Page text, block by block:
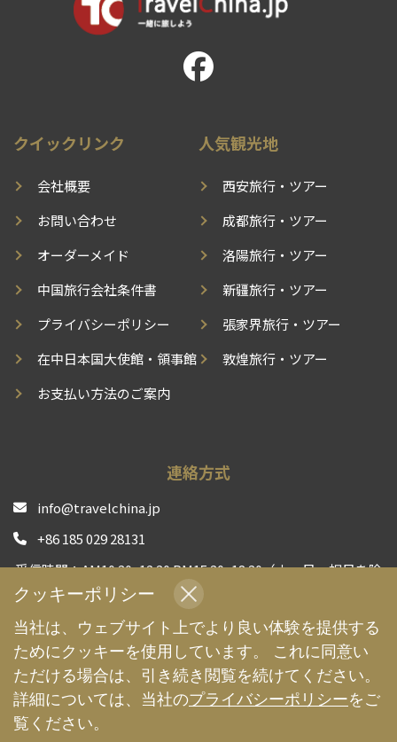
クイックリンク
会社概要
お問い合わせ
オーダーメイド
中国旅行会社条件書
プライバシーポリシー
在中日本国大使館・領事館
お支払い方法のご案内
人気観光地
西安旅行・ツアー
成都旅行・ツアー
洛陽旅行・ツアー
新疆旅行・ツアー
張家界旅行・ツアー
敦煌旅行・ツアー
連絡方式
info@travelchina.jp
+86 185 029 28131
受信時間：AM10:30~12:30 PM15:30~18:30（土、日、祝日を除
く）
中国現地旅行会社として、安心安全な旅行体験をお届けする
よう、全力でサポートいたします | TravelChina
クッキーポリシー
当社は、ウェブサイト上でより良い体験を提供する
ためにクッキーを使用しています。 これに同意い
ただける場合は、引き続き閲覧を続けてください。
詳細については、当社のプライバシーポリシーをご
覧ください。